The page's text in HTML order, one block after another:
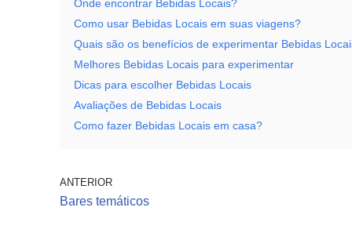
Onde encontrar Bebidas Locais?
Como usar Bebidas Locais em suas viagens?
Quais são os benefícios de experimentar Bebidas
Melhores Bebidas Locais para experimentar
Dicas para escolher Bebidas Locais
Avaliações de Bebidas Locais
Como fazer Bebidas Locais em casa?
ANTERIOR
Bares temáticos